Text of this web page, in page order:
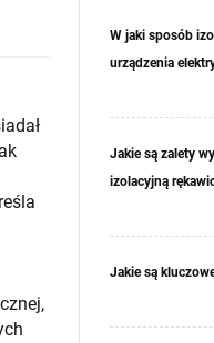
W jaki sposób
urządzenia
Jakie są zalety
izolacyjną
Jakie są